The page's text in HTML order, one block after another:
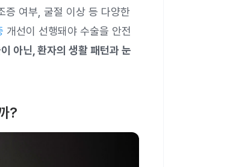
증 여부, 굴절 이상 등 다양한
개선이 선행돼야 수술을 안전
아닌, 환자의 생활 패턴과 눈
?